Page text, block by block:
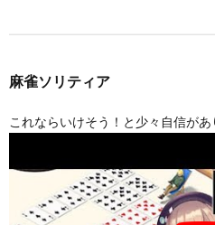
麻雀ソリティア
これならいけそう！と少々自信が